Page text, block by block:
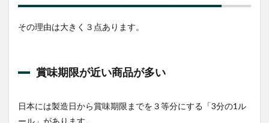
購入
る
賞味
期限
い商
品が
その理由は大きく３点あります。
賞味期限が近い商品が多い
日本には製造日から賞味期限までを３等分にする「3分の1ル
ール」があります。